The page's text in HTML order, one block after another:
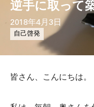
逆手に取って
2018年4月3日
自己啓発
皆さん、こんにちは。